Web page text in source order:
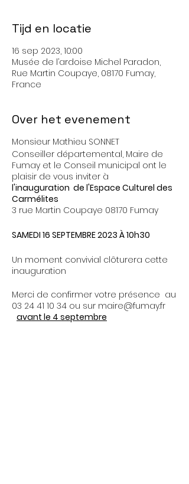
Tijd en locatie
16 sep 2023, 10:00
Musée de l’ardoise Michel Paradon,
Rue Martin Coupaye, 08170 Fumay,
France
Over het evenement
Monsieur Mathieu SONNET
Conseiller départemental, Maire de
Fumay et le Conseil municipal ont le
plaisir de vous inviter à
l'inauguration de l'Espace Culturel des
Carmélites
3 rue Martin Coupaye 08170 Fumay
SAMEDI 16 SEPTEMBRE 2023 À 10h30
Un moment convivial clôturera cette
inauguration
Merci de confirmer votre présence au
03 24 41 10 34 ou sur maire@fumay.fr
avant le 4 septembre